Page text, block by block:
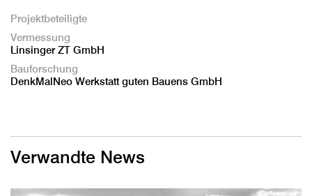
Projektbeteiligte
Vermessung
Linsinger ZT GmbH
Bauforschung
DenkMalNeo Werkstatt guten Bauens GmbH
Verwandte News